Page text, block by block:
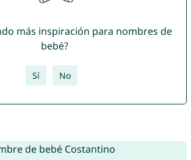
más inspiración para nombres de
bebé?
Sí No